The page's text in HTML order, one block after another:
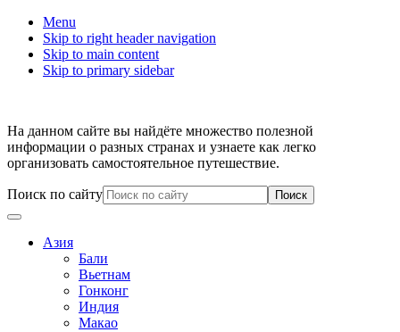
Menu
Skip to right header navigation
Skip to main content
Skip to primary sidebar
На данном сайте вы найдёте множество полезной
информации о разных странах и узнаете как легко
организовать самостоятельное путешествие.
Поиск по сайту
Азия
Бали
Вьетнам
Гонконг
Индия
Макао